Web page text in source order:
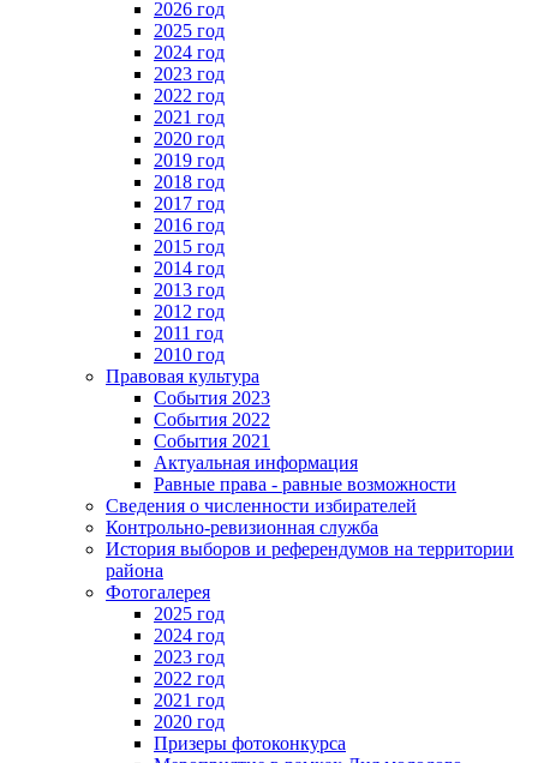
2026 год
2025 год
2024 год
2023 год
2022 год
2021 год
2020 год
2019 год
2018 год
2017 год
2016 год
2015 год
2014 год
2013 год
2012 год
2011 год
2010 год
Правовая культура
События 2023
События 2022
События 2021
Актуальная информация
Равные права - равные возможности
Сведения о численности избирателей
Контрольно-ревизионная служба
История выборов и референдумов на территории
района
Фотогалерея
2025 год
2024 год
2023 год
2022 год
2021 год
2020 год
Призеры фотоконкурса